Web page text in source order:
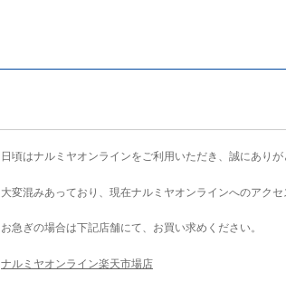
日頃はナルミヤオンラインをご利用いただき、誠にありが
大変混みあっており、現在ナルミヤオンラインへのアク
お急ぎの場合は下記店舗にて、お買い求めください。
ナルミヤオンライン楽天市場店